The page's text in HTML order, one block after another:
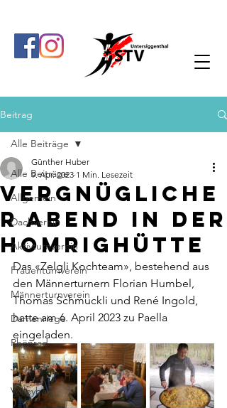
Beitrag
Alle Beiträge
Allgemein
Dachverein
Aktivturnverein
Frauenturnverein
Männerturnverein
Damenriege
Rhönrad
Jugend
Volleyball
Alle Beiträge
Vergnügliche
r Abend in der
Homrighütte
Günther Huber
9. Apr. 2023 1 Min. Lesezeit
Das «Zelgli Kochteam», bestehend aus
den Männerturnern Florian Humbel,
Thomas Schmuckli und René Ingold,
hatte am 6. April 2023 zu Paella
eingeladen.